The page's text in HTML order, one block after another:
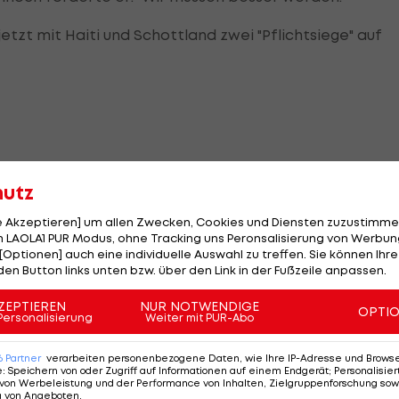
mit Haiti und Schottland zwei "Pflichtsiege" auf
Seite
Superstar vergangener Tage. Der
mittlerweile 34-Jährige fehlte noch
Seitenlinie.
Kaka und Roberto Carlos viele Legenden aus
Akzeptieren] um allen Zwecken, Cookies und Diensten
PUR Modus, ohne Tracking uns Peronsalisierung von
auch eine individuelle Auswahl zu treffen. Sie können
Button links unten bzw. über den Link in der Fußzeile anpassen.
NUR NOTWENDIGE
Weiter mit PUR-Abo
Partner verarbeiten personenbezogene Daten, wie Ihre IP-Adresse und
: Speichern von oder Zugriff auf Informationen auf einem Endgerät;
Werbeleistung und der Performance von Inhalten, Zielgruppenforschung
von Angeboten